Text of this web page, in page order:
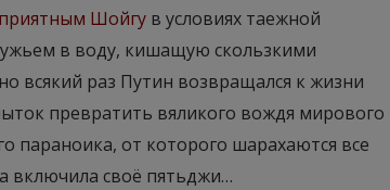
Шойгу в условиях таежной
в воду, кишащую скользкими
всякий раз Путин возвращался к жизни
превратить вяликого вождя мирового
параноика, от которого шарахаются все
включила своё пятьджи…